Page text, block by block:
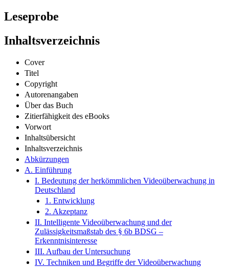
Leseprobe
Inhaltsverzeichnis
Cover
Titel
Copyright
Autorenangaben
Über das Buch
Zitierfähigkeit des eBooks
Vorwort
Inhaltsübersicht
Inhaltsverzeichnis
Abkürzungen
A. Einführung
I. Bedeutung der herkömmlichen Videoüberwachung in
Deutschland
1. Entwicklung
2. Akzeptanz
II. Intelligente Videoüberwachung und der
Zulässigkeitsmaßstab des § 6b BDSG –
Erkenntnisinteresse
III. Aufbau der Untersuchung
IV. Techniken und Begriffe der Videoüberwachung